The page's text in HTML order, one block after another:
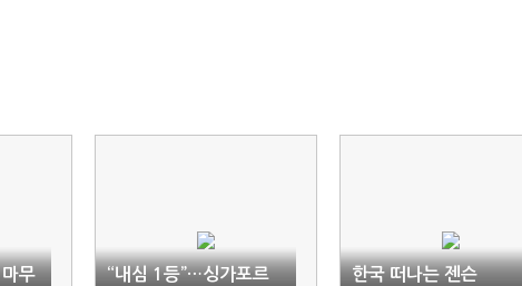
무
“내심 1등”…싱가포르
한국 떠나는 젠슨